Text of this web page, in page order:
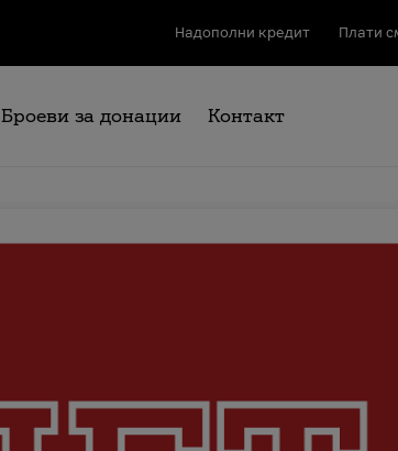
Надополни кредит Плати
Броеви за донации Контакт